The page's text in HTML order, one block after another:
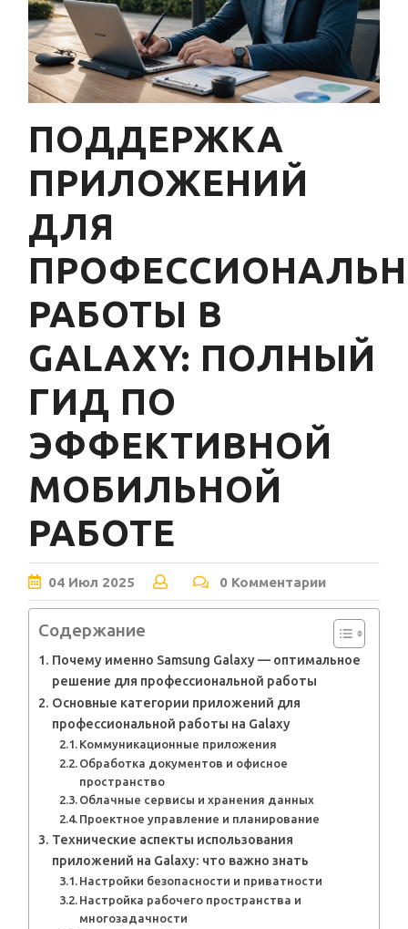
ПОДДЕРЖКА
ПРИЛОЖЕНИЙ
ДЛЯ
РАБОТЫ В
GALAXY: ПОЛНЫЙ
ГИД ПО
ЭФФЕКТИВНОЙ
МОБИЛЬНОЙ
РАБОТЕ
04 Июл 2025 0 Комментарии
Содержание
Почему именно Samsung Galaxy — оптимальное
решение для профессиональной работы
Основные категории приложений для
профессиональной работы на Galaxy
Коммуникационные приложения
Обработка документов и офисное
пространство
Облачные сервисы и хранения данных
Проектное управление и планирование
Технические аспекты использования
приложений на Galaxy: что важно знать
Настройки безопасности и приватности
Настройка рабочего пространства и
многозадачности